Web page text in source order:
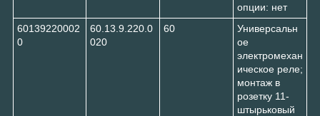
опции: нет
60139220002
0
60.13.9.220.0
020
60
Универсальн
ое
электромехан
ическое реле;
монтаж в
розетку 11-
штырьковый